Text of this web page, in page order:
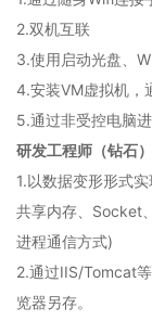
2.双机互联
3.使用启动光盘、
4.安装VM虚拟机，
5.通过非受控电脑
研发工程师（钻石
1.以数据变形形式
共享内存、Socket
进程通信方式)
2.通过IIS/Tomcat
览器另存。